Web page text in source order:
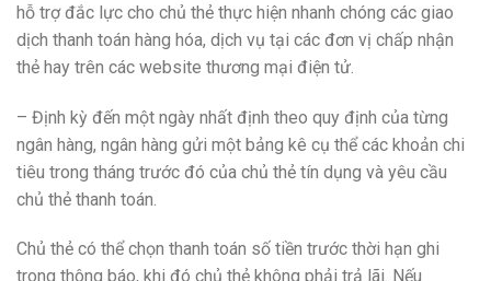
hỗ trợ đắc lực cho chủ thẻ thực hiện nhanh chóng các giao
dịch thanh toán hàng hóa, dịch vụ tại các đơn vị chấp nhận
thẻ hay trên các website thương mại điện tử.
– Định kỳ đến một ngày nhất định theo quy định của từng
ngân hàng, ngân hàng gửi một bảng kê cụ thể các khoản chi
tiêu trong tháng trước đó của chủ thẻ tín dụng và yêu cầu
chủ thẻ thanh toán.
Chủ thẻ có thể chọn thanh toán số tiền trước thời hạn ghi
trong thông báo, khi đó chủ thẻ không phải trả lãi. Nếu